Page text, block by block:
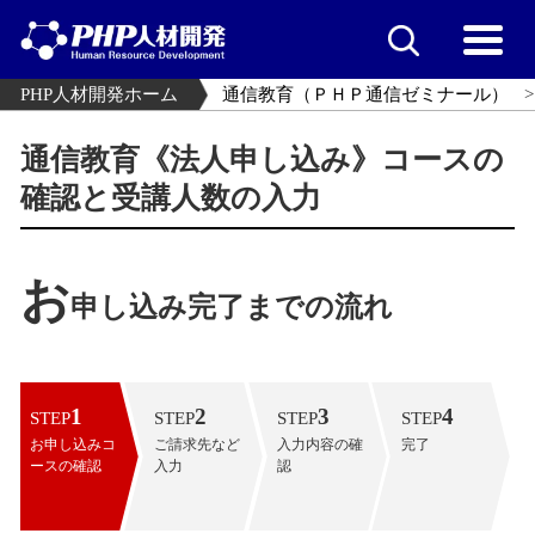
PHP人材開発ホーム 通信教育（ＰＨＰ通信ゼミナール）
通信教育《法人申し込み》コースの
確認と受講人数の入力
お申し込み完了までの流れ
STEP1
お申し込みコ
ースの確認
STEP2
ご請求先など
入力
STEP3
入力内容の確
認
STEP4
完了